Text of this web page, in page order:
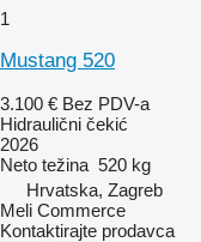
1
Mustang 520
3.100 € Bez PDV-a
Hidraulični čekić
2026
Neto težina 520 kg
Hrvatska, Zagreb
Meli Commerce
Kontaktirajte prodavca